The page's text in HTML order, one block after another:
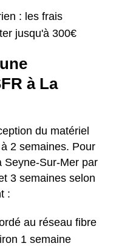
: les frais
jusqu'à 300€
à La
du matériel
2 semaines. Pour
Seyne-Sur-Mer par
3 semaines selon
:
au réseau fibre
1 semaine